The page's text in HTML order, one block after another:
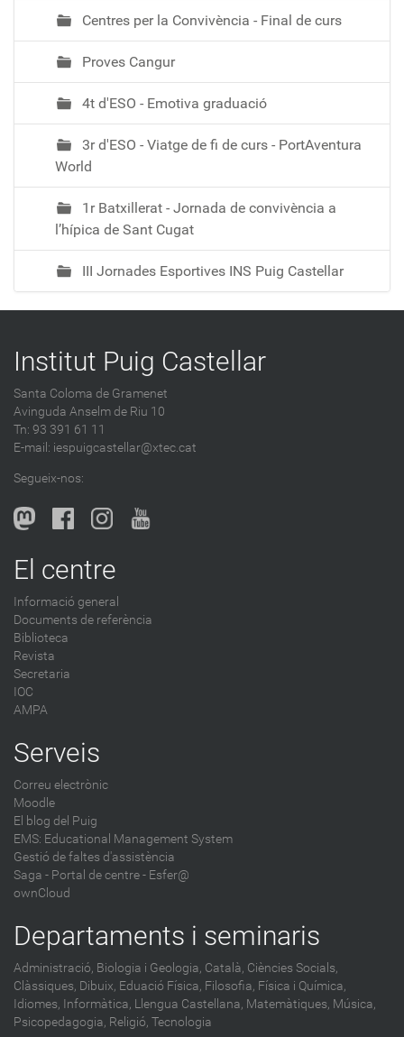
Centres per la Convivència - Final de curs
Proves Cangur
4t d'ESO - Emotiva graduació
3r d'ESO - Viatge de fi de curs - PortAventura
World
1r Batxillerat - Jornada de convivència a
l’hípica de Sant Cugat
III Jornades Esportives INS Puig Castellar
Institut Puig Castellar
Santa Coloma de Gramenet
Avinguda Anselm de Riu 10
Tn: 93 391 61 11
E-mail: iespuigcastellar@xtec.cat
Segueix-nos:
El centre
Informació general
Documents de referència
Biblioteca
Revista
Secretaria
IOC
AMPA
Serveis
Correu electrònic
Moodle
El blog del Puig
EMS: Educational Management System
Gestió de faltes d'assistència
Saga - Portal de centre - Esfer@
ownCloud
Departaments i seminaris
Administració, Biologia i Geologia, Català, Ciències Socials,
Clàssiques, Dibuix, Eduació Física, Filosofia, Física i Química,
Idiomes, Informàtica, Llengua Castellana, Matemàtiques, Música,
Psicopedagogia, Religió, Tecnologia